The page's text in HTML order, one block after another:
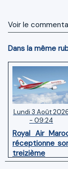
Voir le
Dans la même
Lundi 3 Août
- 09:24
Royal Air
réceptionne
treizième
Boeing